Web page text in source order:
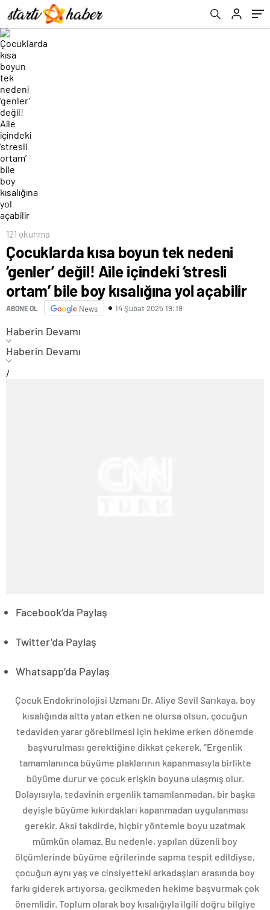
kısalığına yol açabilir
121 okunma
Çocuklarda kısa boyun tek nedeni
‘genler’ değil! Aile içindeki ‘stresli
ortam’ bile boy kısalığına yol açabilir
ABONE OL News 14 Şubat 2025 19:19
Haberin Devamı
Haberin Devamı
/
Facebook’da Paylaş
Twitter’da Paylaş
Whatsapp’da Paylaş
Çocuk Endokrinolojisi Uzmanı Dr. Aliye Sevil Sarıkaya, boy
kısalığında altta yatan etken ne olursa olsun, çocuğun
tedaviden yarar görebilmesi için hekime erken dönemde
başvurulması gerektiğine dikkat çekerek, “Ergenlik
tamamlanınca büyüme plaklarının kapanmasıyla birlikte
büyüme durur ve çocuk erişkin boyuna ulaşmış olur.
Dolayısıyla, tedavinin ergenlik tamamlanmadan, bir başka
deyişle büyüme kıkırdakları kapanmadan uygulanması
gerekir. Aksi takdirde, hiçbir yöntemle boyu uzatmak
mümkün olamaz. Bu nedenle, yapılan düzenli boy
ölçümlerinde büyüme eğrilerinde sapma tespit edildiyse,
çocuğun aynı yaş ve cinsiyetteki arkadaşları arasında boy
farkı giderek artıyorsa, gecikmeden hekime başvurmak çok
önemlidir. Toplum olarak boy kısalığıyla ilgili doğru bilgiye